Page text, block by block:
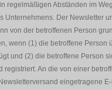
regelmäßigen Abständen im
Unternehmens. Der Newsletter
von der betroffenen Person
wenn (1) die betroffene Person
und (2) die betroffene Person
registriert. An die von einer
eingetragene